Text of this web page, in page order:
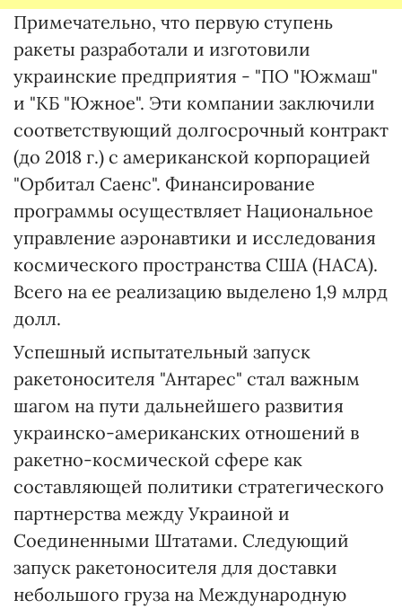
Примечательно, что первую ступень
ракеты разработали и изготовили
украинские предприятия - "ПО "Южмаш"
и "КБ "Южное". Эти компании заключили
соответствующий долгосрочный контракт
(до 2018 г.) с американской корпорацией
"Орбитал Саенс". Финансирование
программы осуществляет Национальное
управление аэронавтики и исследования
космического пространства США (НАСА).
Всего на ее реализацию выделено 1,9 млрд
долл.
Успешный испытательный запуск
ракетоносителя "Антарес" стал важным
шагом на пути дальнейшего развития
украинско-американских отношений в
ракетно-космической сфере как
составляющей политики стратегического
партнерства между Украиной и
Соединенными Штатами. Следующий
запуск ракетоносителя для доставки
небольшого груза на Международную